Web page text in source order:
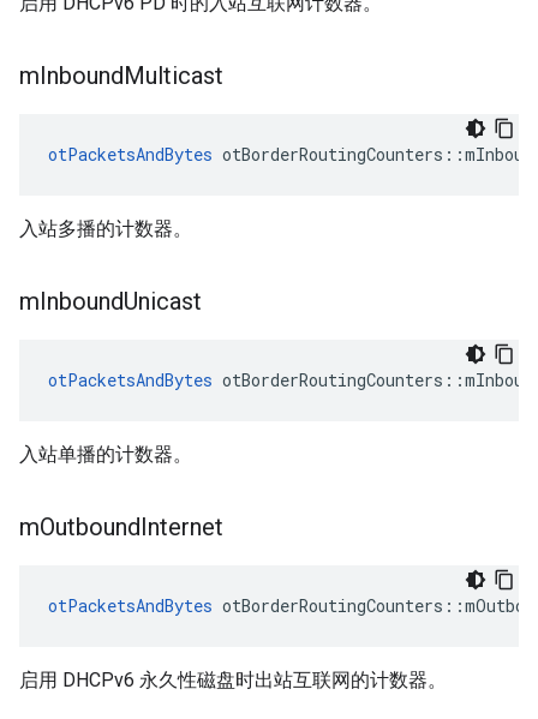
mInboundMulticast
otPacketsAndBytes otBorderRoutingCounters ::
入站多播的计数器。
mInboundUnicast
otPacketsAndBytes otBorderRoutingCounters ::
入站单播的计数器。
mOutboundInternet
otPacketsAndBytes otBorderRoutingCounters ::
启用 DHCPv6 永久性磁盘时出站互联网的计数器。